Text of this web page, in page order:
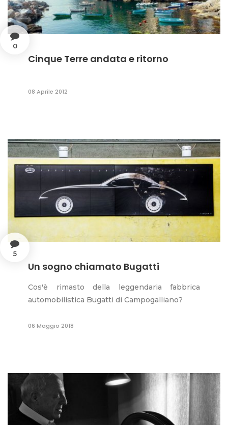
0
Cinque Terre andata e ritorno
08 Aprile 2012
5
Un sogno chiamato Bugatti
Cos'è rimasto della leggendaria fabbrica
automobilistica Bugatti di Campogalliano?
06 Maggio 2018